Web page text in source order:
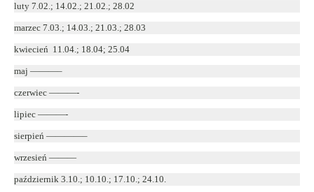
luty 7.02.; 14.02.; 21.02.; 28.02
marzec 7.03.; 14.03.; 21.03.; 28.03
kwiecień 11.04.; 18.04; 25.04
maj ———–
czerwiec ———-
lipiec ———-
sierpień ————–
wrzesień ———
październik 3.10.; 10.10.; 17.10.; 24.10.